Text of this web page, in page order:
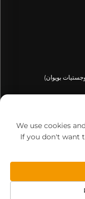
We use cookies
If you don't want